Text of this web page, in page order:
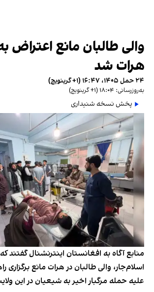
والی طالبان مانع اعتراض
هرات شد
۲۴ حمل ۱۴۰۵، ۱۶:۴۷ (‎+۱ گرینویچ)
به‌روزرسانی: ۱۸:۰۴ (‎+۱ گرینویچ)
پخش نسخه شنیداری
منابع آگاه به افغانستان اینترنشنال گفتند
اسلام‌جار، والی طالبان در هرات مانع برگزاری
علیه حمله مرگبار اخیر به شیعیان در این